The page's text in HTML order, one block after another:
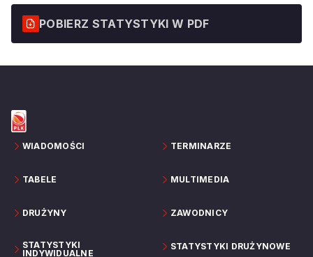
POBIERZ STATYSTYKI W PDF
WIADOMOŚCI TERMINARZE
TABELE MULTIMEDIA
DRUŻYNY ZAWODNICY
STATYSTYKI
INDYWIDUALNE
STATYSTYKI DRUŻYNOWE